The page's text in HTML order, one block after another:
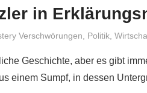
in
Verschwörungen Politik,
Geschichte, aber es gibt
einem Sumpf, in dessen